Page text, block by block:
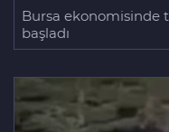
Bursa ekonomisinde
başladı